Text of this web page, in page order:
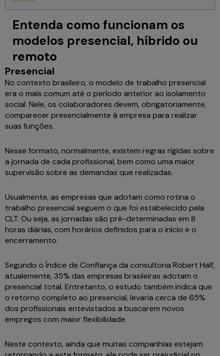
Entenda como funcionam os
modelos presencial, híbrido ou
remoto
Presencial
No contexto brasileiro, o modelo de trabalho presencial
era o mais comum até o período anterior ao isolamento
social. Nele, os colaboradores devem, obrigatoriamente,
comparecer presencialmente à empresa para realizar
suas funções.
Nesse formato, normalmente, existem regras rígidas sobre
a jornada de cada profissional, bem como uma maior
supervisão sobre as demandas que realizadas.
Usualmente, as empresas que adotam como rotina o
trabalho presencial seguem o que foi estabelecido pela
CLT. Ou seja, as jornadas são pré-determinadas em 8
horas diárias, com horários definidos para o início e o
encerramento.
Segundo o Índice de Confiança da consultoria Robert Half,
atualemente, 35% das empresas brasileiras adotam o
presencial total. Entretanto, o estudo também indica que
o retorno completo ao presencial, levaria cerca de 65%
dos profissionais entevistados a buscarem novos
empregos com maior flexibilidade.
Neste contexto, ainda que muitas companhias estejam